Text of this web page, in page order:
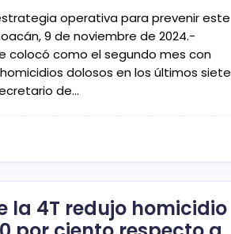
operativa para prevenir este
9 de noviembre de 2024.-
colocó como el segundo mes con
dolosos en los últimos siete
de…
la 4T redujo homicidio